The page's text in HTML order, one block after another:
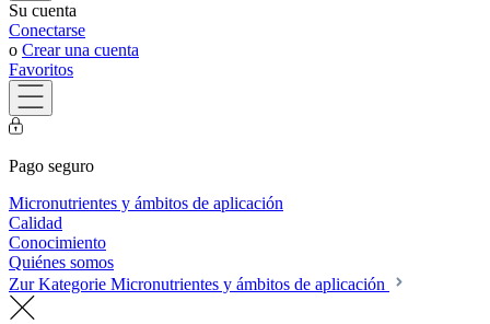
Su cuenta
Conectarse
o Crear una cuenta
Favoritos
Pago seguro
Micronutrientes y ámbitos de aplicación
Calidad
Conocimiento
Quiénes somos
Zur Kategorie Micronutrientes y ámbitos de aplicación